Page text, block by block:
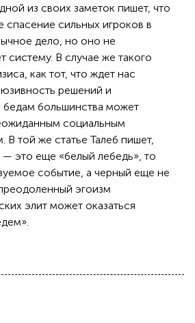
из своих заметок пишет, что
спасение сильных игроков в
дело, но оно не
систему. В случае же такого
как тот, что ждет нас
решений и
бедам большинства может
социальным
В той же статье Талеб пишет,
это еще «белый лебедь», то
событие, а черный еще не
эгоизм
элит может оказаться